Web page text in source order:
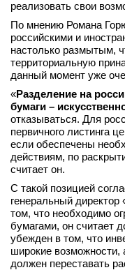
реализовать свои
По мнению Романа
российскими и
настолько размытым,
территориальную
данный момент уже
«Разделение на
бумаги –
отказываться. Для
первичного листинга
если обеспечены
действиям, по
считает он.
С такой позицией
генеральный
том, что необходимо
бумагами, он считает
убежден в том, что
широкие возможности,
должен переставать